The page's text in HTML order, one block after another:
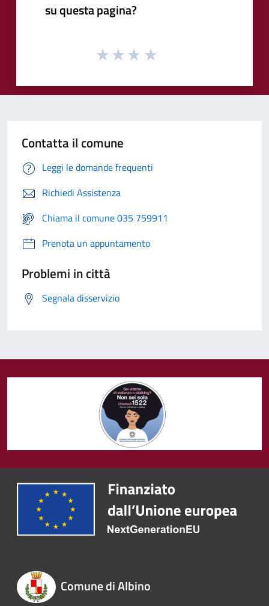
su questa pagina?
Contatta il comune
Leggi le domande frequenti
Richiedi Assistenza
Chiama il comune 035 759911
Prenota un appuntamento
Problemi in città
Segnala disservizio
Comune di Albino